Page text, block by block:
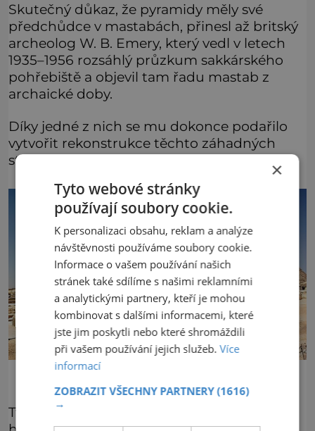
Skutečný důkaz, že pyramidy měly své
předchůdce v mastabách, přinesl až britský
archeolog W. B. Emery, který vedl v letech
1935–1956 rozsáhlý průzkum sakkárského
pohřebiště a objevil tam řadu mastab z
archaické doby.
Díky jedné z nich se mu dokonce podařilo
vytvořit rekonstrukce těchto záhadných
staveb.
Tvar jehlanu, který staří Egypťané zvolili pro
×
Tyto webové stránky
používají soubory cookie.
K personalizaci obsahu, reklam a analýze
návštěvnosti používáme soubory cookie.
Informace o vašem používání našich
stránek také sdílíme s našimi reklamními
a analytickými partnery, kteří je mohou
kombinovat s dalšími informacemi, které
jste jim poskytli nebo které shromáždili
při vašem používání jejich služeb.Více
informací
ZOBRAZIT VŠECHNY PARTNERY(1616)
→